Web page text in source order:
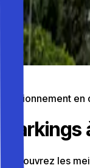
Stationnement
Découvrez les